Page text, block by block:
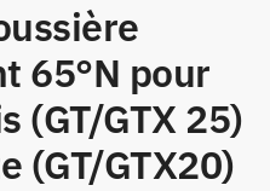
65°N pour
(GT/GTX 25)
(GT/GTX20)